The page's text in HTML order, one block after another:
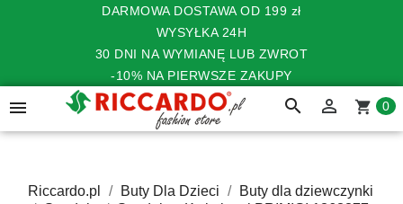
DARMOWA DOSTAWA OD 199 zł
WYSYŁKA 24H
30 DNI NA WYMIANĘ LUB ZWROT
-10% NA PIERWSZE ZAKUPY
 search  shopping_cart 0
Riccardo.pl Buty Dla Dzieci
Buty dla dziewczynki